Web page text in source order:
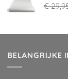
€
BELANGRIJKE